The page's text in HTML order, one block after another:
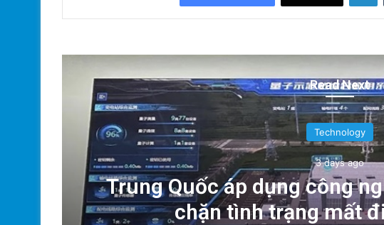
Read Next
Technology
3 days ago
Trung Quốc áp dụng công
chặn tình trạng mất